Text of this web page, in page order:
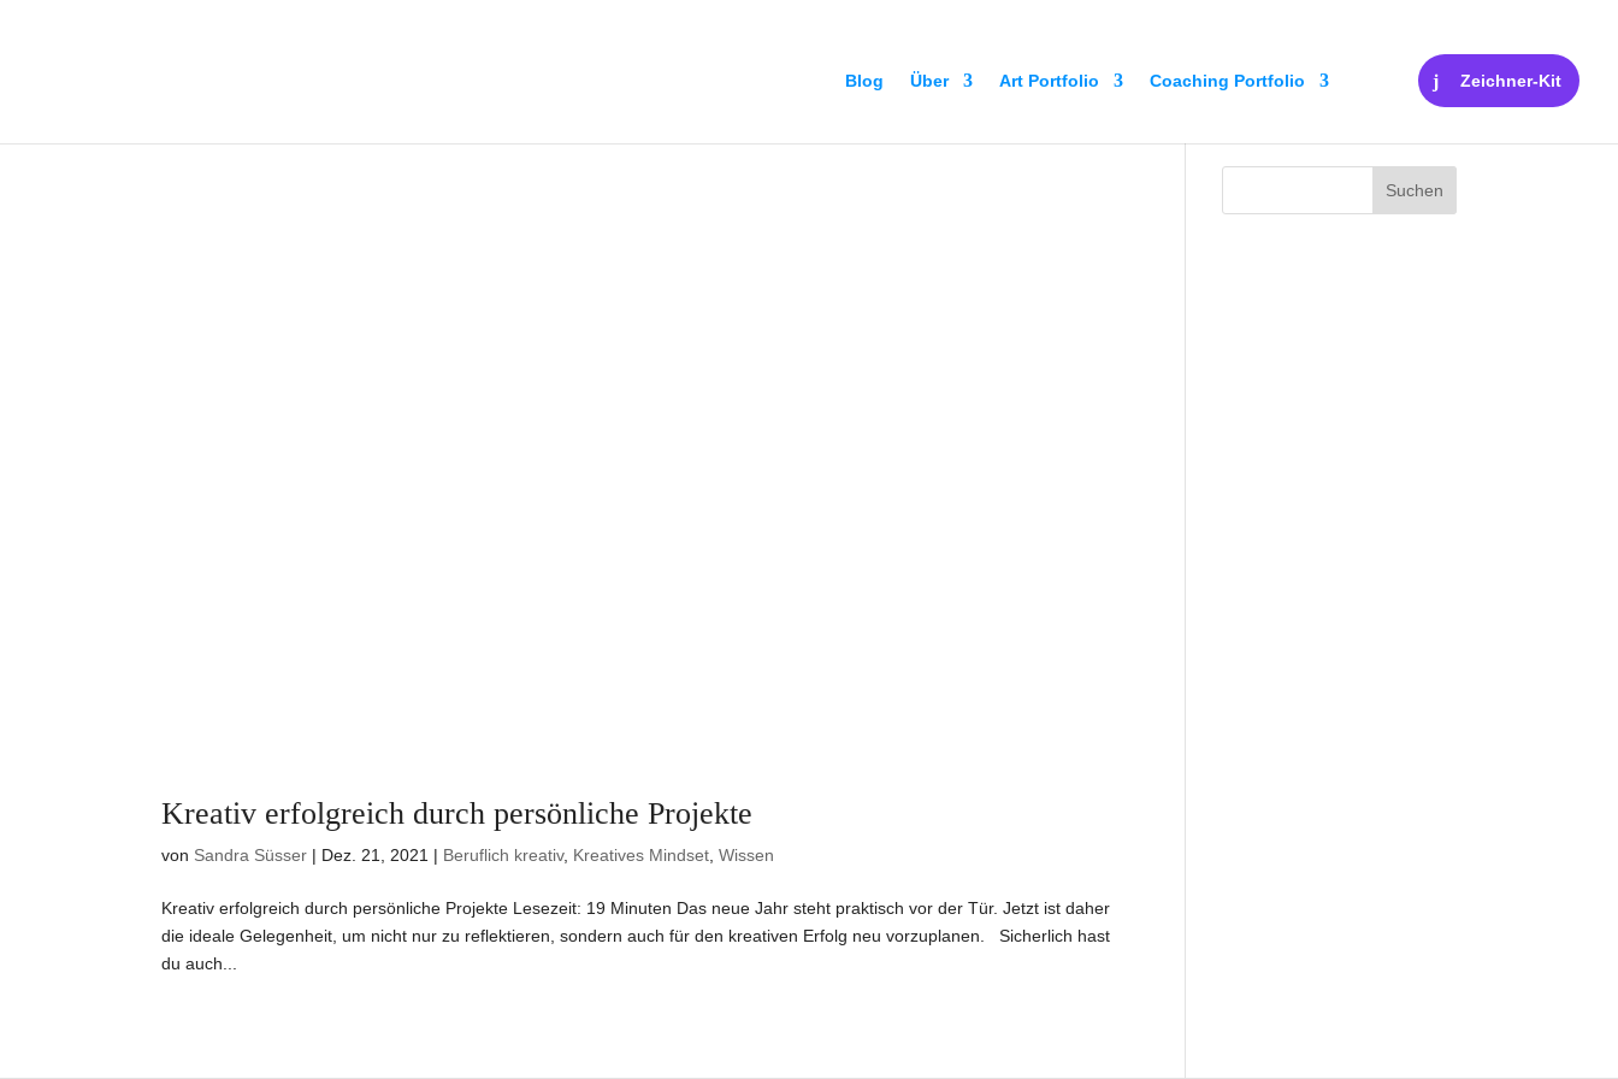
Blog Über Art Portfolio Coaching Portfolio Zeichner-Kit
Kreativ erfolgreich durch persönliche Projekte
von Sandra Süsser | Dez. 21, 2021 | Beruflich kreativ, Kreatives Mindset ,Wissen
Kreativ erfolgreich durch persönliche Projekte Lesezeit: 19 Minuten Das neue Jahr steht praktisch vor der Tür. Jetzt ist daher
die ideale Gelegenheit, um nicht nur zu reflektieren, sondern auch für den kreativen Erfolg neu vorzuplanen. Sicherlich hast
du auch...